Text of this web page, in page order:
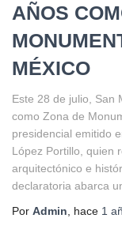
AÑOS
MÉXICO
Este 28 de julio, San
como Zona de
presidencial emitido
López Portillo, quien
arquitectónico e
declaratoria abarca
Por Admin , hace 1